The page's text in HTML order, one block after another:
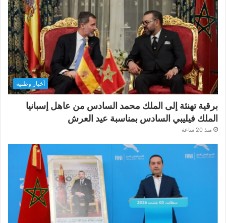
أخبار وطنية
برقية تهنئة إلى الملك محمد السادس من عاهل إسبانيا
الملك فيليبي السادس بمناسبة عيد العرش
منذ 20 ساعة